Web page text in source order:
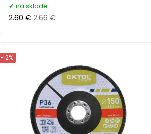
na sklade
2.60 € 2.66 €
- 2%